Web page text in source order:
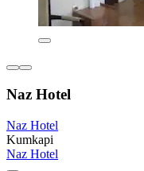
Naz Hotel
Naz Hotel
Kumkapi
Naz Hotel